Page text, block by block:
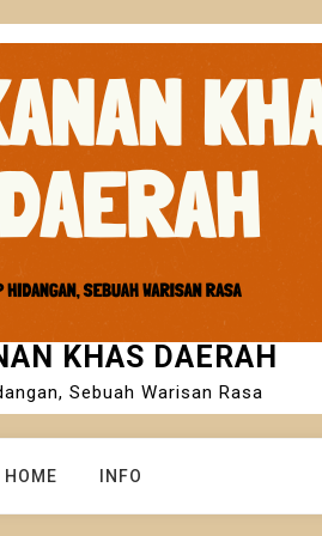
KHAS DAERAH
Sebuah Warisan Rasa
HOME INFO